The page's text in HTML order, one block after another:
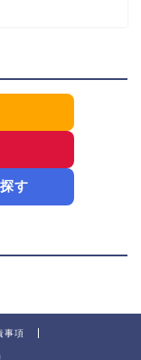
す
事項